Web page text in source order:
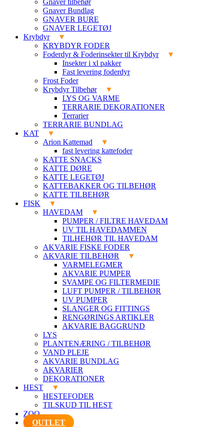
Gnaver tilbehør
Gnaver Bundlag
GNAVER BURE
GNAVER LEGETØJ
Krybdyr
KRYBDYR FODER
Foderdyr & Foderinsekter til Krybdyr
Insekter i xl pakker
Fast levering foderdyr
Frost Foder
Krybdyr Tilbehør
LYS OG VARME
TERRARIE DEKORATIONER
Terrarier
TERRARIE BUNDLAG
KAT
Arion Kattemad
fast levering kattefoder
KATTE SNACKS
KATTE DØRE
KATTE LEGETØJ
KATTEBAKKER OG TILBEHØR
KATTE TILBEHØR
FISK
HAVEDAM
PUMPER / FILTRE HAVEDAM
UV TIL HAVEDAMMEN
TILHEHØR TIL HAVEDAM
AKVARIE FISKE FODER
AKVARIE TILBEHØR
VARMELEGMER
AKVARIE PUMPER
SVAMPE OG FILTERMEDIE
LUFT PUMPER / TILBEHØR
UV PUMPER
SLANGER OG FITTINGS
RENGØRINGS ARTIKLER
AKVARIE BAGGRUND
LYS
PLANTENÆRING / TILBEHØR
VAND PLEJE
AKVARIE BUNDLAG
AKVARIER
DEKORATIONER
HEST
HESTEFODER
TILSKUD TIL HEST
ZOO
OUTLET